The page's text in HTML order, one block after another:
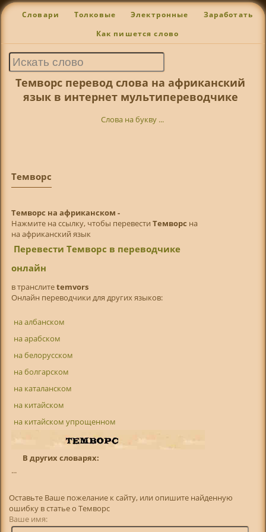
Словари Толковые Электронные Заработать
Как пишется слово
Темворс перевод слова на африканский
язык в интернет мультипереводчике
Слова на букву ...
Темворс
Темворс на африканском -
Нажмите на ссылку, чтобы перевести Темворс на
на африканский язык
Перевести Темворс в переводчике
онлайн
в транслитetemvors
Онлайн переводчики для других языков:
на албанском
на арабском
на белорусском
на болгарском
на каталанском
на китайском
на китайском упрощенном
В других словарях:
...
Оставьте Ваше пожелание к сайту, или опишите найденную
ошибку в статье о Темворс
Ваше имя: